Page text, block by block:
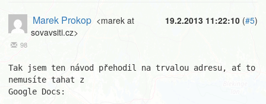
19.2.2013 11:22:10 (#5)
Marek Prokop <marek at
sovavsiti.cz>
98
Tak jsem ten návod přehodil na trvalou adresu, ať to
nemusíte tahat z
Google Docs: